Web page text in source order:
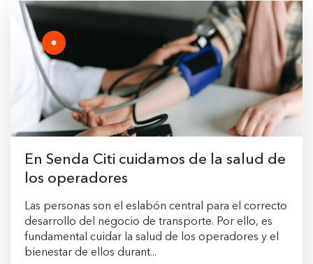
En Senda Citi cuidamos de la salud de
los operadores
Las personas son el eslabón central para el correcto
desarrollo del negocio de transporte. Por ello, es
fundamental cuidar la salud de los operadores y el
bienestar de ellos durant...